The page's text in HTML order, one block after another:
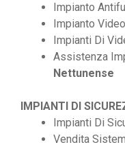
Impianto
Impianto
Impianti Di
Assistenza
Nettunense
IMPIANTI DI
Impianti Di
Vendita